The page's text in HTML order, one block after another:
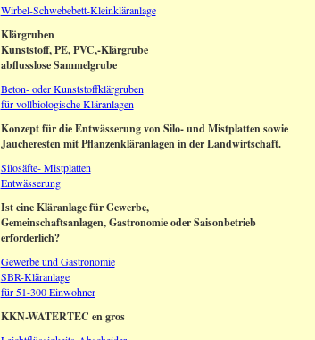
Wirbel-Schwebebett-Kleinkläranlage
Klärgruben
Kunststoff, PE, PVC,-Klärgrube
abflusslose Sammelgrube
Beton- oder Kunststoffklärgruben
für vollbiologische Kläranlagen
Konzept für die Entwässerung von Silo- und Mistplatten sowie
Jaucheresten mit Pflanzenkläranlagen in der Landwirtschaft.
Silosäfte- Mistplatten
Entwässerung
Ist eine Kläranlage für Gewerbe,
Gemeinschaftsanlagen, Gastronomie oder Saisonbetrieb
erforderlich?
Gewerbe und Gastronomie
SBR-Kläranlage
für 51-300 Einwohner
KKN-WATERTEC en gros